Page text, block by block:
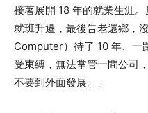
接著展開 18 年的就業生涯
就班升遷，最後告老還鄉，
Computer）待了 10 年、一
受束縛，無法掌管一間公司
不要到外面發展。」